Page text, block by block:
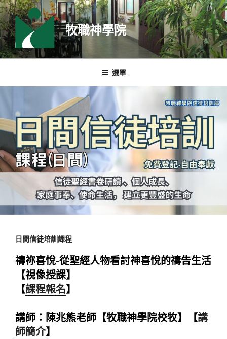
跳
至
主
要
內
牧職神學院
選單
日間信徒培訓課程
禱祢喜悅-從聖經人物看討神喜悅的禱告生活
【視像授課】
【課程報名】
講師：陳兆熊老師【牧職神學院校牧】【講
師簡介】